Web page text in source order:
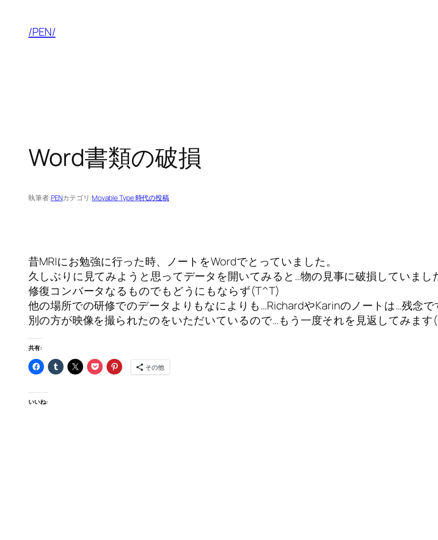
/PEN/
Word書類の破損
執筆者:PENカテゴリ:Movable Type 時代の投稿
昔MRIにお勉強に行った時、ノートをWordでとっていました。
久しぶりに見てみようと思ってデータを開いてみると…物の見事に破損していまし
修復コンバータなるものでもどうにもならず(T^T)
他の場所での研修でのデータよりもなによりも…RichardやKarinのノートは…残念で
別の方が映像を撮られたのをいただいているので…もう一度それを見返してみま
共有:
その他
いいね: